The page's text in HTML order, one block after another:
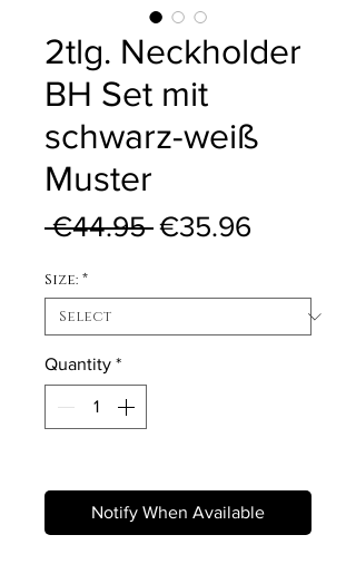
2tlg. Neckholder
BH Set mit
schwarz-weiß
Muster
€44.95 Regular Price
€35.96
Size: *
Quantity *
Notify When Available